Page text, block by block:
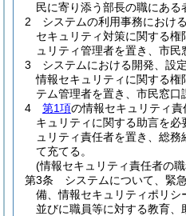
民に寄り添う部長の職にある
2
システムの利用事務におけ
セキュリティ対策に関する
ュリティ管理者を置き、市民
3
システムにおける開発、設
情報セキュリティに関する権
テム管理者を置き、市民窓口
4
第1項の情報セキュリティ
キュリティに関する助言を
ュリティ責任者を置き、総
て充てる。
(情報セキュリティ責任者の
第3条
システムについて、緊
備、情報セキュリティポリ
並びに職員等に対する教育